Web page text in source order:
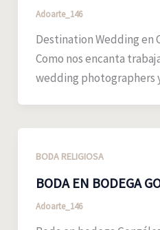
Adoarte_146
Destination Wedding en
Como nos encanta
wedding photographers y
BODA RELIGIOSA
BODA EN BODEGA
Adoarte_146